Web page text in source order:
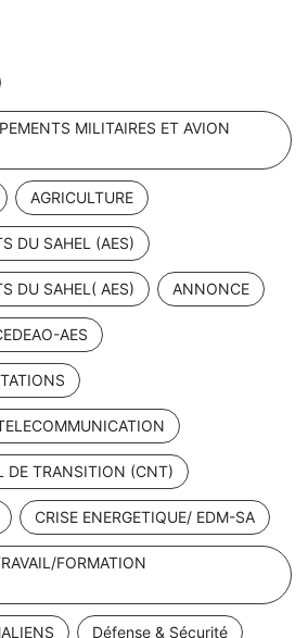
MILITAIRES ET AVION
AGRICULTURE
DU SAHEL (AES)
DU SAHEL( AES) ANNONCE
AES
DE TRANSITION (CNT)
CRISE ENERGETIQUE/ EDM-SA
FORMATION
Défense & Sécurité